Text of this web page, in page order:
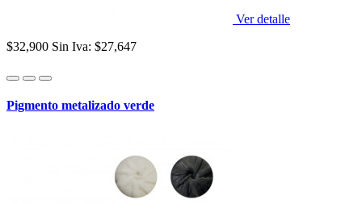
Ver detalle
$32,900 Sin Iva: $27,647
Pigmento metalizado verde